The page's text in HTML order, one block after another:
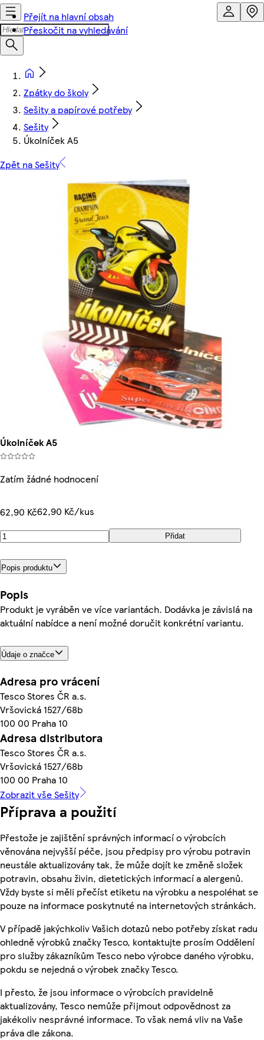
Přejít na hlavní obsah
Přeskočit na vyhledávání
Zpátky do školy
Sešity a papírové potřeby
Sešity
Úkolníček A5
Zpět na Sešity
Úkolníček A5
Zatím žádné hodnocení
62,90 Kč62,90 Kč/kus
Přidat
Popis produktu
Popis
Produkt je vyráběn ve více variantách. Dodávka je závislá na
aktuální nabídce a není možné doručit konkrétní variantu.
Údaje o značce
Adresa pro vrácení
Tesco Stores ČR a.s.
Vršovická 1527/68b
100 00 Praha 10
Adresa distributora
Tesco Stores ČR a.s.
Vršovická 1527/68b
100 00 Praha 10
Zobrazit vše Sešity
Příprava a použití
Přestože je zajištění správných informací o výrobcích
věnována nejvyšší péče, jsou předpisy pro výrobu potravin
neustále aktualizovány tak, že může dojít ke změně složek
potravin, obsahu živin, dietetických informací a alergenů.
Vždy byste si měli přečíst etiketu na výrobku a nespoléhat se
pouze na informace poskytnuté na internetových stránkách.
V případě jakýchkoliv Vašich dotazů nebo potřeby získat radu
ohledně výrobků značky Tesco, kontaktujte prosím Oddělení
pro služby zákazníkům Tesco nebo výrobce daného výrobku,
pokdu se nejedná o výrobek značky Tesco.
I přesto, že jsou informace o výrobcích pravidelně
aktualizovány, Tesco nemůže přijmout odpovědnost za
jakékoliv nesprávné informace. To však nemá vliv na Vaše
práva dle zákona.